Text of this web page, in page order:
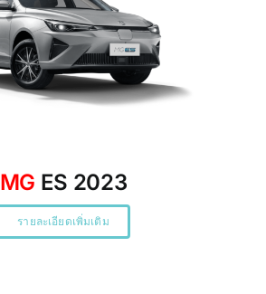
MG ES 2023
รายละเอียดเพิ่มเติม